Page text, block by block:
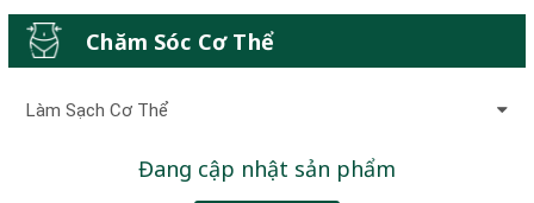
Chăm Sóc Cơ Thể
Làm Sạch Cơ Thể
Đang cập nhật sản phẩm